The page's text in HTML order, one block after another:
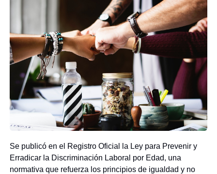
Se publicó en el Registro Oficial la Ley para Prevenir y
Erradicar la Discriminación Laboral por Edad, una
normativa que refuerza los principios de igualdad y no